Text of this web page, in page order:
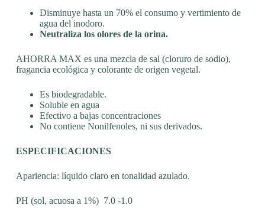
Disminuye hasta un 70% el consumo y vertimiento de
agua del inodoro.
Neutraliza los olores de la orina.
AHORRA MAX es una mezcla de sal (cloruro de sodio),
fragancia ecológica y colorante de origen vegetal.
Es biodegradable.
Soluble en agua
Efectivo a bajas concentraciones
No contiene Nonilfenoles, ni sus derivados.
ESPECIFICACIONES
Apariencia: líquido claro en tonalidad azulado.
PH (sol, acuosa a 1%) 7.0 -1.0